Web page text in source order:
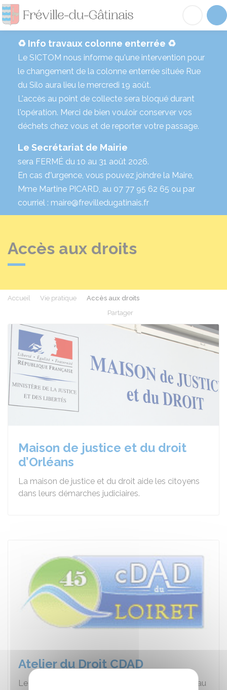
Fréville-du-
♻️ Info travaux colonne enterrée ♻️
Le SICTOM nous informe qu'une intervention pour
le changement de la colonne enterrée située Rue
du Silo aura lieu le mercredi 19 août.
L'accès au point de collecte sera bloqué durant
l'opération. Merci de bien vouloir conserver vos
déchets chez vous et de reporter votre passage.
Le Secrétariat de Mairie
sera FERMÉ du 10 au 31 août 2026.
En cas d’’urgence, vous pouvez joindre la Maire,
Mme Martine PICARD, au 07 77 95 62 65 ou par
courriel : maire@frevilledugatinais.fr
Accès aux droits
Accueil Vie pratique
Accès aux droits
Partager
Maison de justice et du droit
d’Orléans
La maison de justice et du droit aide les citoyens
dans leurs démarches judiciaires.
Atelier du Droit CDAD
Le CDAD est le Conseil Départemental d'Accès au